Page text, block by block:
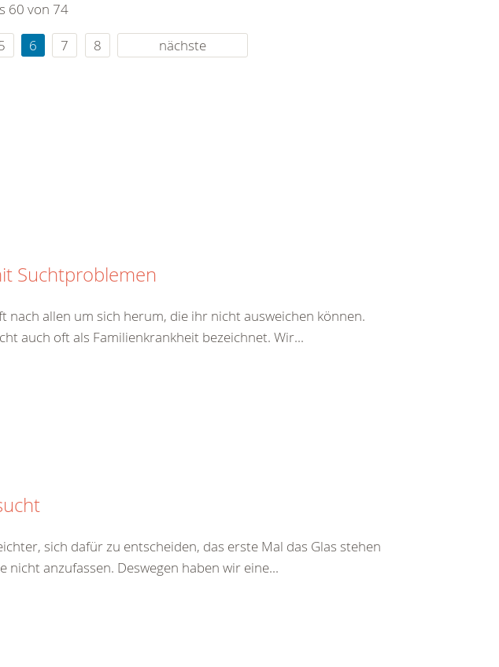
60 von 74
6 7 8 nächste
Suchtproblemen
nach allen um sich herum, die ihr nicht ausweichen können.
auch oft als Familienkrankheit bezeichnet. Wir...
sich dafür zu entscheiden, das erste Mal das Glas stehen
nicht anzufassen. Deswegen haben wir eine...